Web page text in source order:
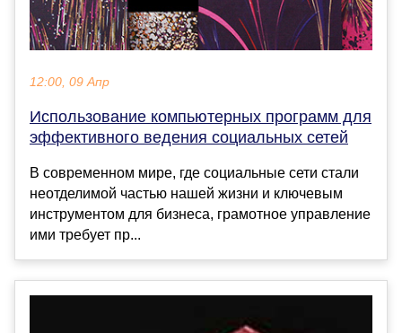
12:00, 09 Апр
Использование компьютерных программ для
эффективного ведения социальных сетей
В современном мире, где социальные сети стали
неотделимой частью нашей жизни и ключевым
инструментом для бизнеса, грамотное управление
ими требует пр...